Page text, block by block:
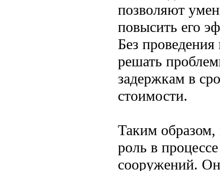
позволяют
повысить его
Без
решать
задержкам в
стоимости.
Таким
роль в
сооружений.